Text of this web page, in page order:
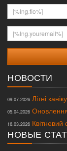
[%lng.fio%]
[%lng.youremail%]
НОВОСТИ
09.07.2026 Літні
05.04.2026
16.03.2026
НОВЫЕ